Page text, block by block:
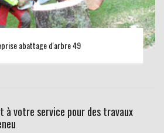
abattage d'arbre 49
à votre service pour des travaux